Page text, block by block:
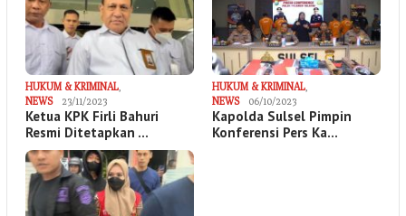
HUKUM & KRIMINAL
NEWS
23/11/2023
Ketua KPK Firli Bahuri
Resmi Ditetapkan …
HUKUM & KRIMINAL
NEWS
06/10/2023
Kapolda Sulsel Pimpin
Konferensi Pers Ka…